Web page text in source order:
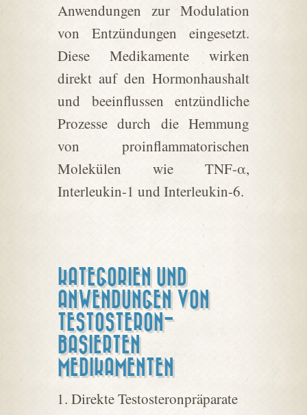
Anwendungen zur Modulation
von Entzündungen eingesetzt.
Diese Medikamente wirken
direkt auf den Hormonhaushalt
und beeinflussen entzündliche
Prozesse durch die Hemmung
von proinflammatorischen
Molekülen wie TNF-α,
Interleukin-1 und Interleukin-6.
KATEGORIEN UND
ANWENDUNGEN VON
TESTOSTERON-
BASIERTEN
MEDIKAMENTEN
Direkte Testosteronpräparate